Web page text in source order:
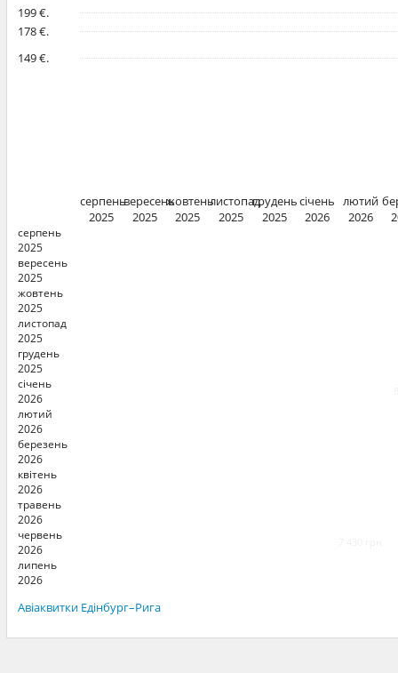
серпень
2025
вересень
2025
жовтень
2025
листопад
2025
грудень
2025
січень
2026
лютий
2026
199 €.
178 €.
149 €.
серпень
2025
вересень
2025
жовтень
2025
листопад
2025
грудень
2025
січень
2026
лютий
2026
березень
2026
квітень
2026
травень
2026
червень
2026
липень
2026
Авіаквитки Едінбург–Рига